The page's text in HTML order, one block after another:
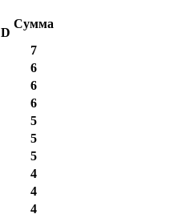
Сумма
D
7
6
6
6
5
5
5
4
4
4